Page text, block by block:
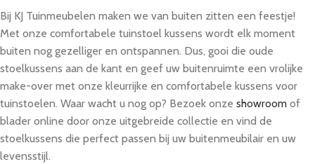
Bij KJ Tuinmeubelen maken we van buiten zitten een feestje!
Met onze comfortabele tuinstoel kussens wordt elk moment
buiten nog gezelliger en ontspannen. Dus, gooi die oude
stoelkussens aan de kant en geef uw buitenruimte een vrolijke
make-over met onze kleurrijke en comfortabele kussens voor
tuinstoelen. Waar wacht u nog op? Bezoek onze showroom of
blader online door onze uitgebreide collectie en vind de
stoelkussens die perfect passen bij uw buitenmeubilair en uw
levensstijl.